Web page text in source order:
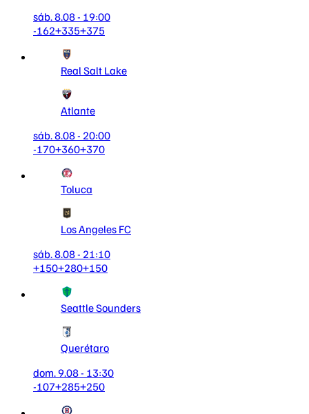
sáb. 8.08 - 19:00
-162+335+375
Real Salt Lake
Atlante
sáb. 8.08 - 20:00
-170+360+370
Toluca
Los Angeles FC
sáb. 8.08 - 21:10
+150+280+150
Seattle Sounders
Querétaro
dom. 9.08 - 13:30
-107+285+250